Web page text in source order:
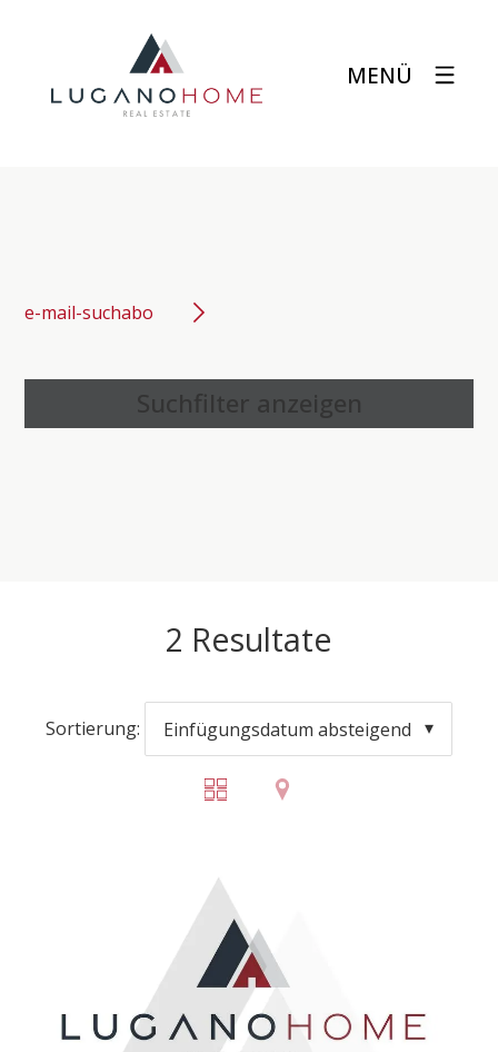
MENÜ
e-mail-suchabo
Suchfilter anzeigen
2 Resultate
Sortierung: Einfügungsdatum absteigend